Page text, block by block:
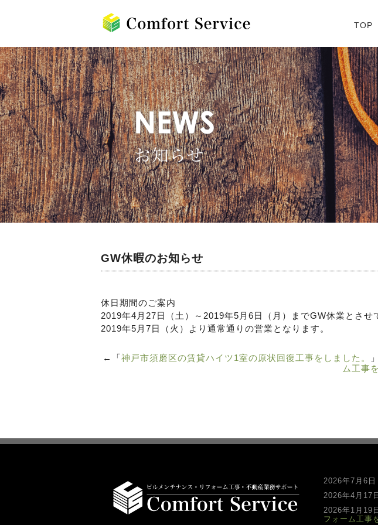
TOP
GW休暇のお知らせ
休日期間のご案内
2019年4月27日（土）～2019年5月6日（月）までGW休業とさせ
2019年5月7日（火）より通常通りの営業となります。
←「神戸市須磨区の賃貸ハイツ1室の原状回復工事をしました。
ム工事
2026年7月6
2026年4月17
2026年1月19
フォーム工事